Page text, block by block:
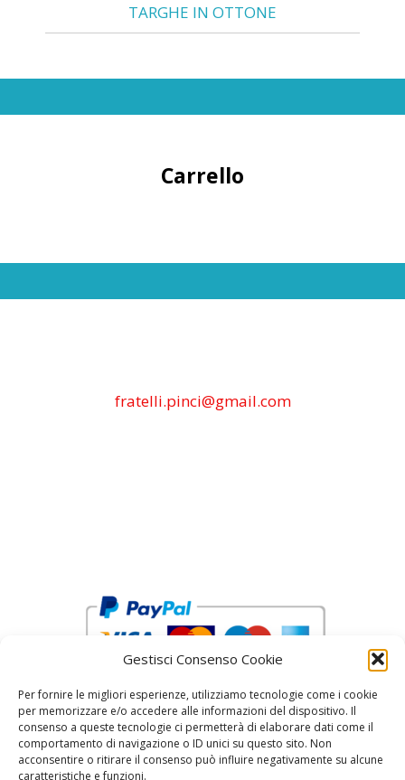
Gestisci Consenso Cookie
Per fornire le migliori esperienze, utilizziamo tecnologie come i cookie
per memorizzare e/o accedere alle informazioni del dispositivo. Il
consenso a queste tecnologie ci permetterà di elaborare dati come il
comportamento di navigazione o ID unici su questo sito. Non
acconsentire o ritirare il consenso può influire negativamente su alcune
caratteristiche e funzioni.
TARGHE IN OTTONE
Carrello
fratelli.pinci@gmail.com
reCAPTCHA Google’s Privacy Policy and